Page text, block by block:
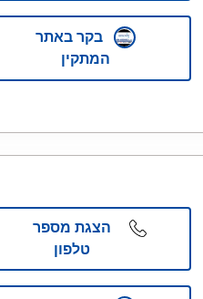
בקר באתר
המתקין
הצגת מספר
טלפון